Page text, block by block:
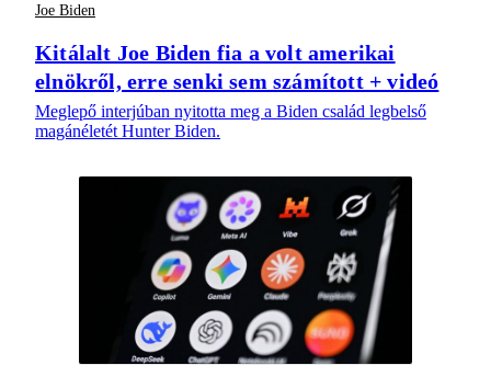
Joe Biden
Kitálalt Joe Biden fia a volt amerikai
elnökről, erre senki sem számított + videó
Meglepő interjúban nyitotta meg a Biden család legbelső
magánéletét Hunter Biden.